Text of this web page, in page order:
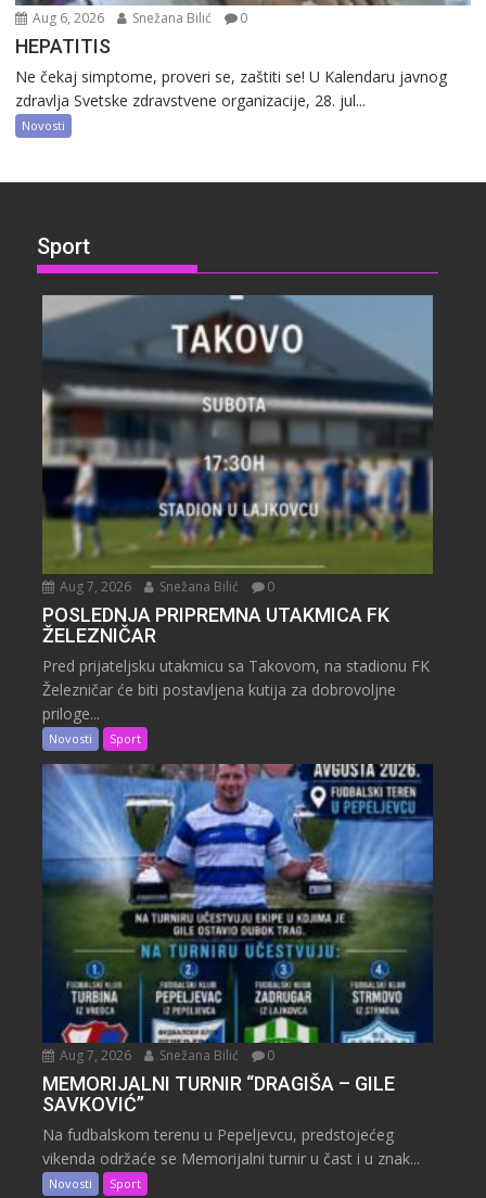
Aug 6, 2026 Snežana Bilić 0
HEPATITIS
Ne čekaj simptome, proveri se, zaštiti se! U Kalendaru javnog
zdravlja Svetske zdravstvene organizacije, 28. jul...
Novosti
Sport
Aug 7, 2026 Snežana Bilić 0
POSLEDNJA PRIPREMNA UTAKMICA FK
ŽELEZNIČAR
Pred prijateljsku utakmicu sa Takovom, na stadionu FK
Železničar će biti postavljena kutija za dobrovoljne
priloge...
Novosti Sport
Aug 7, 2026 Snežana Bilić 0
MEMORIJALNI TURNIR “DRAGIŠA – GILE
SAVKOVIĆ”
Na fudbalskom terenu u Pepeljevcu, predstojećeg
vikenda održaće se Memorijalni turnir u čast i u znak...
Novosti Sport